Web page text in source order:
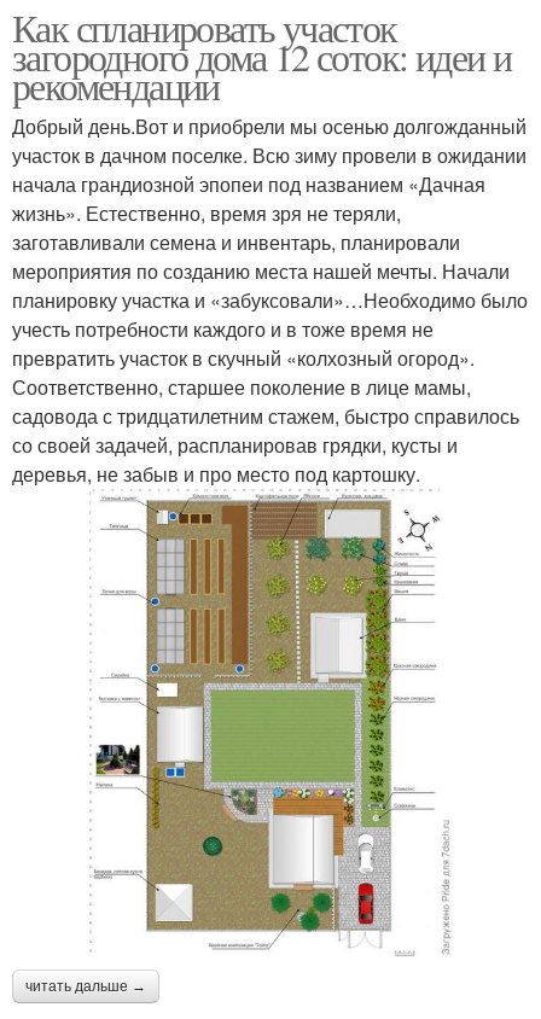
Как спланировать участок
загородного дома 12 соток: идеи и
рекомендации
Добрый день.Вот и приобрели мы осенью долгожданный
участок в дачном поселке. Всю зиму провели в ожидании
начала грандиозной эпопеи под названием «Дачная
жизнь». Естественно, время зря не теряли,
заготавливали семена и инвентарь, планировали
мероприятия по созданию места нашей мечты. Начали
планировку участка и «забуксовали»…Необходимо было
учесть потребности каждого и в тоже время не
превратить участок в скучный «колхозный огород».
Соответственно, старшее поколение в лице мамы,
садовода с тридцатилетним стажем, быстро справилось
со своей задачей, распланировав грядки, кусты и
деревья, не забыв и про место под картошку.
читать дальше →